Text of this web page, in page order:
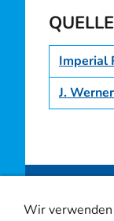
Imperial
J. Werner
Wir verwenden